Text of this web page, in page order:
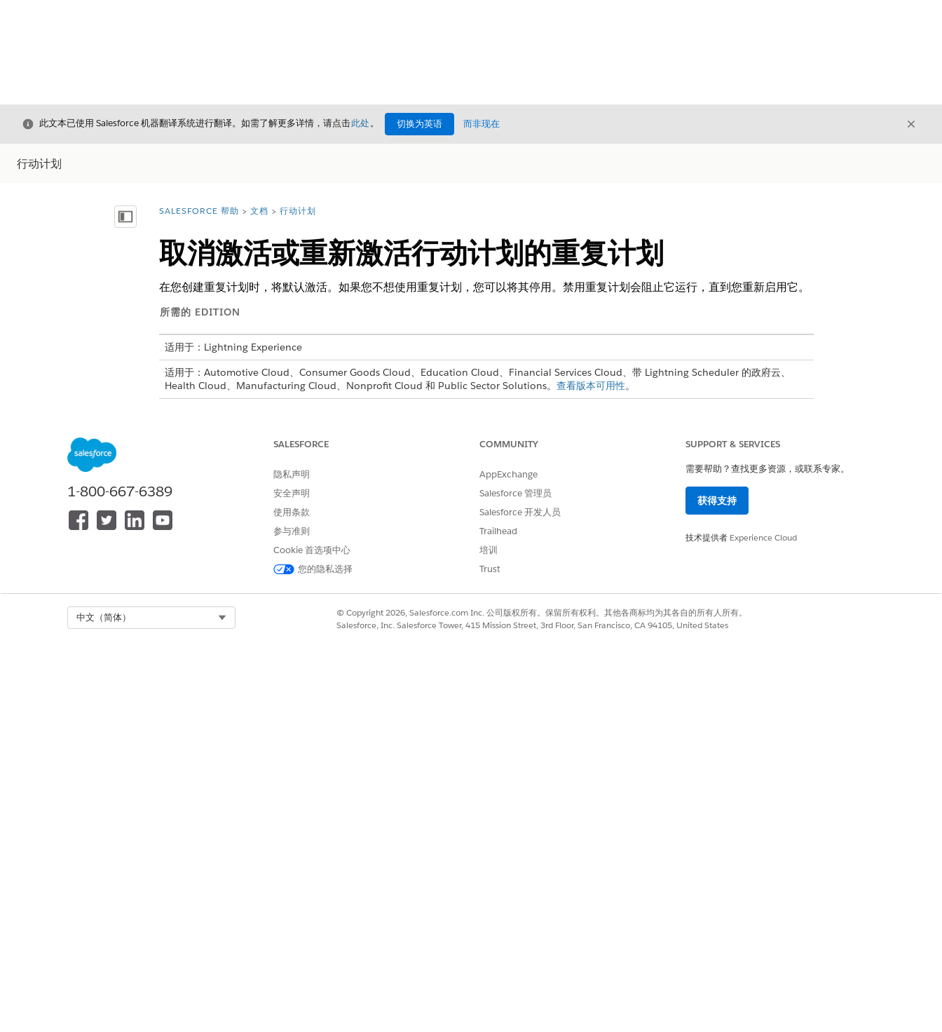
关闭
此文本已使用 Salesforce 机器翻译系统进行翻译。如需了解更多详情，请点击此处。 切换为英语 而非现在 关闭
行动计划
显示目录 您在此处：
SALESFORCE 帮助 文档 行动计划
取消激活或重新激活行动计划的重复计划
在您创建重复计划时，将默认激活。如果您不想使用重复计划，您可以将其停用。禁用重复计划会阻止它运行，直到您重新启用它。
所需的 EDITION
适用于：Lightning Experience
适用于：Automotive Cloud、Consumer Goods Cloud、Education Cloud、Financial Services Cloud、带 Lightning Scheduler 的政府云、
Health Cloud、Manufacturing Cloud、Nonprofit Cloud 和 Public Sector Solutions。 查看版本可用性。
行动计划权限集
或
修改所有数据
打开要取消激活关联的重复计划的操作计划。
选框，然后保存更改。
如果要重新激活重复计划，请打开包含关联已停用重复计划的行动计划。
1-800-667-6389
SALESFORCE
隐私声明
安全声明
使用条款
参与准则
Cookie 首选项中心
您的隐私选择
COMMUNITY
AppExchange
Salesforce 管理员
Salesforce 开发人员
Trailhead
培训
Trust
SUPPORT & SERVICES
需要帮助？查找更多资源，或联系专家。
获得支持
技术提供者 Experience Cloud
中文（简体）
© Copyright 2026, Salesforce.com Inc. 公司版权所有。保留所有权利。其他各商标均为其各自的所有人所有。
Salesforce, Inc. Salesforce Tower, 415 Mission Street, 3rd Floor, San Francisco, CA 94105, United States